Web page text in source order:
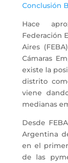
Conclusión
Hace
Federación
Aires
Cámaras
existe la
distrito
viene
medianas
Desde
Argentina
en el
de las